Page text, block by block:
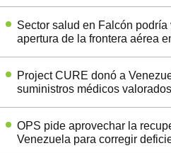
Sector salud en Falcón
apertura de la frontera aérea
Project CURE donó a
suministros médicos
OPS pide aprovechar la
Venezuela para corregir